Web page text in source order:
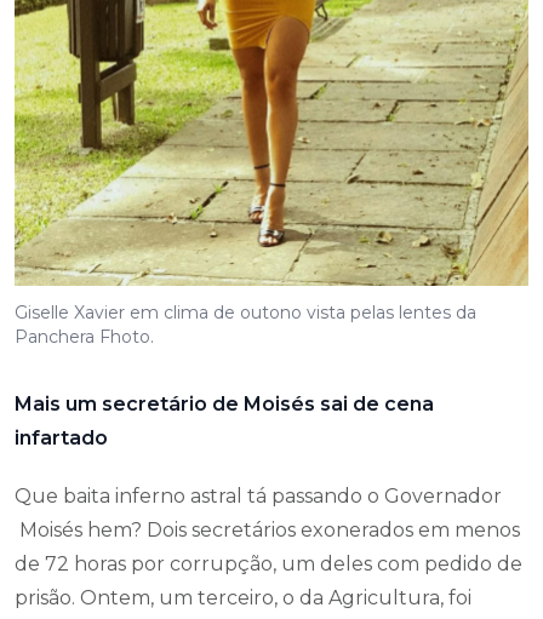
Giselle Xavier em clima de outono vista pelas lentes da
Panchera Fhoto.
Mais um secretário de Moisés sai de cena
infartado
Que baita inferno astral tá passando o Governador
Moisés hem? Dois secretários exonerados em menos
de 72 horas por corrupção, um deles com pedido de
prisão. Ontem, um terceiro, o da Agricultura, foi